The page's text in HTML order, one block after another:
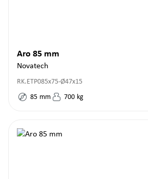
Aro 85 mm
Novatech
RK.ETP085x75-Ø47x15
85 mm 700 kg